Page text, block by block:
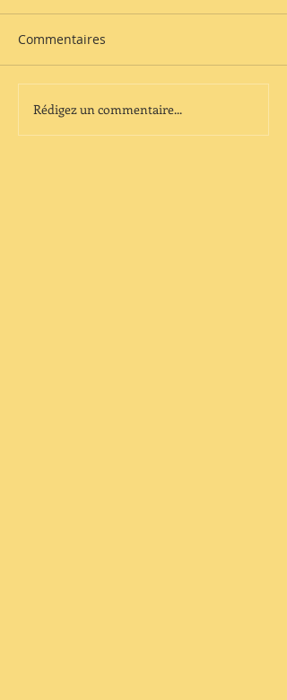
Commentaires
Rédigez un commentaire...